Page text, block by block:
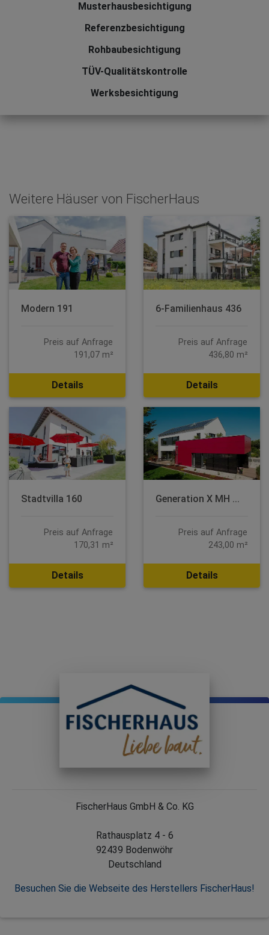
Musterhausbesichtigung
Referenzbesichtigung
Rohbaubesichtigung
TÜV-Qualitätskontrolle
Werksbesichtigung
Weitere Häuser von FischerHaus
Modern 191
Preis auf Anfrage
191,07 m²
Details
6-Familienhaus 436
Preis auf Anfrage
436,80 m²
Details
Stadtvilla 160
Preis auf Anfrage
170,31 m²
Details
Generation X MH ...
Preis auf Anfrage
243,00 m²
Details
FischerHaus GmbH & Co. KG
Rathausplatz 4 - 6
92439 Bodenwöhr
Deutschland
Besuchen Sie die Webseite des Herstellers FischerHaus!